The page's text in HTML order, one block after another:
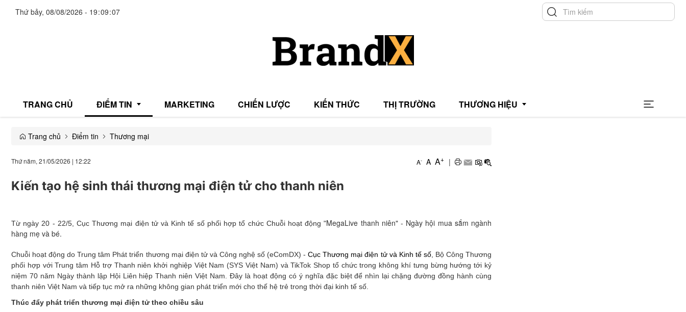
Thứ bảy, 08/08/2026 - 19:09:08
TRANG CHỦ ĐIỂM TIN
Đời sống
Emagazine
MARKETING CHIẾN LƯỢC KIẾN THỨC THỊ TRƯỜNG THƯƠNG HIỆU
Trang chủ Điểm tin Thương mại
Thứ năm, 21/05/2026 | 12:22 A- A A+ |
Kiến tạo hệ sinh thái thương mại điện tử cho thanh niên
Từ ngày 20 - 22/5, Cục Thương mại điện tử và Kinh tế số phối hợp tổ chức Chuỗi hoạt động "MegaLive thanh niên" - Ngày hội mua sắm ngành
hàng mẹ và bé.
Chuỗi hoạt động do Trung tâm Phát triển thương mại điện tử và Công nghệ số (eComDX) -Cục Thương mại điện tử và Kinh tế số, Bộ Công Thương
phối hợp với Trung tâm Hỗ trợ Thanh niên khởi nghiệp Việt Nam (SYS Việt Nam) và TikTok Shop tổ chức trong không khí tưng bừng hướng tới kỷ
niệm 70 năm Ngày thành lập Hội Liên hiệp Thanh niên Việt Nam. Đây là hoạt động có ý nghĩa đặc biệt để nhìn lại chặng đường đồng hành cùng
thanh niên Việt Nam và tiếp tục mở ra những không gian phát triển mới cho thế hệ trẻ trong thời đại kinh tế số.
Thúc đẩy phát triển thương mại điện tử theo chiều sâu